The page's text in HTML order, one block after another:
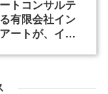
トコンサルテ
有限会社イン
ートが、イン